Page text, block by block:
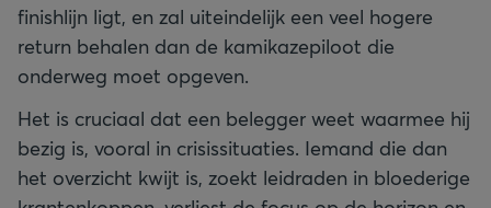
finishlijn ligt, en zal uiteindelijk een veel hogere
return behalen dan de kamikazepiloot die
onderweg moet opgeven.
Het is cruciaal dat een belegger weet waarmee hij
bezig is, vooral in crisissituaties. Iemand die dan
het overzicht kwijt is, zoekt leidraden in bloederige